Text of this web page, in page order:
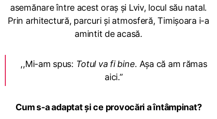
asemănare între acest oraș și Lviv, locul său natal.
Prin arhitectură, parcuri și atmosferă, Timișoara i-a
amintit de acasă.
,,Mi-am spus: Totul va fi bine. Așa că am rămas
aici.”
Cum s-a adaptat și ce provocări a întâmpinat?